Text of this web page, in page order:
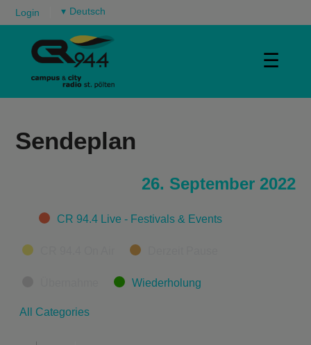
Login ▾
☰
Sendeplan
26. September 2022
CategoriesCR 94.4 Live - Festivals & Events
Wiederholung
All Categories